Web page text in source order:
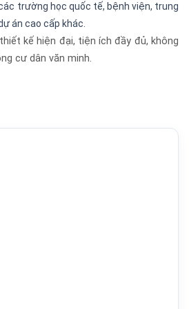
trường học quốc tế, bệnh viện, trung
án cao cấp khác.
kế hiện đại, tiện ích đầy đủ, không
cư dân văn minh.